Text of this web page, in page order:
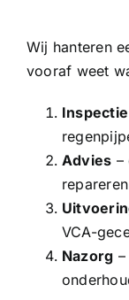
Wij hanteren
vooraf weet
Inspectie
Advies –
VCA-
Nazorg